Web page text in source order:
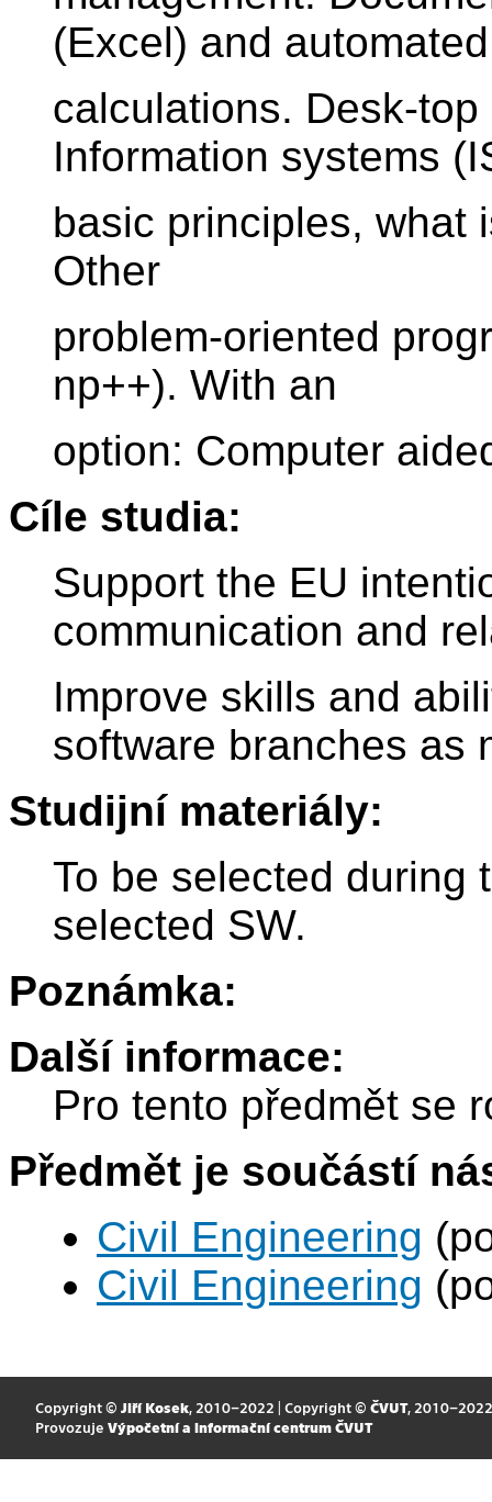
(Excel) and
calculations. Desk-
Information systems
basic principles, what
Other
problem-oriented
np++). With an
option: Computer
Cíle studia:
Support the EU
communication and
Improve skills and
software branches as
Studijní materiály:
To be selected during
selected SW.
Poznámka:
Další informace:
Pro tento předmět se
Předmět je součástí
Civil Engineering
Civil Engineering
Copyright © Jiří Kosek, 2010–2022 | Copyright © ČVUT, 2010–2022
Provozuje Výpočetní a informační centrum ČVUT